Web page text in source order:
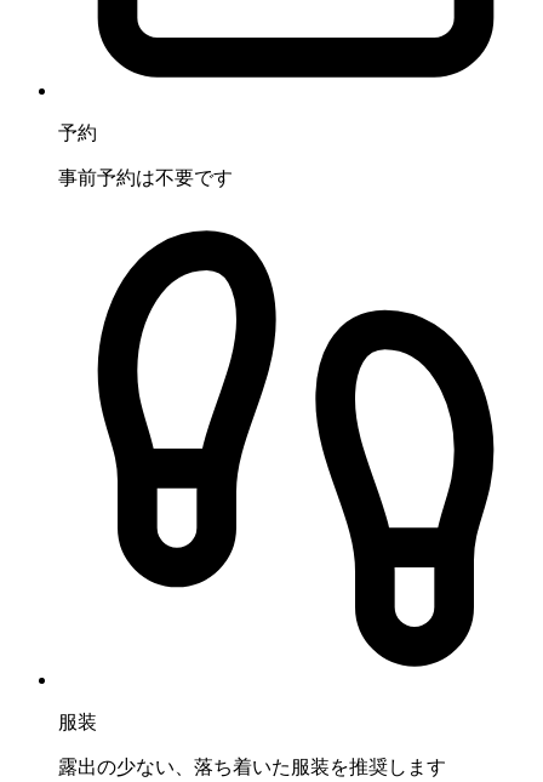
予約
事前予約は不要です
服装
露出の少ない、落ち着いた服装を推奨します